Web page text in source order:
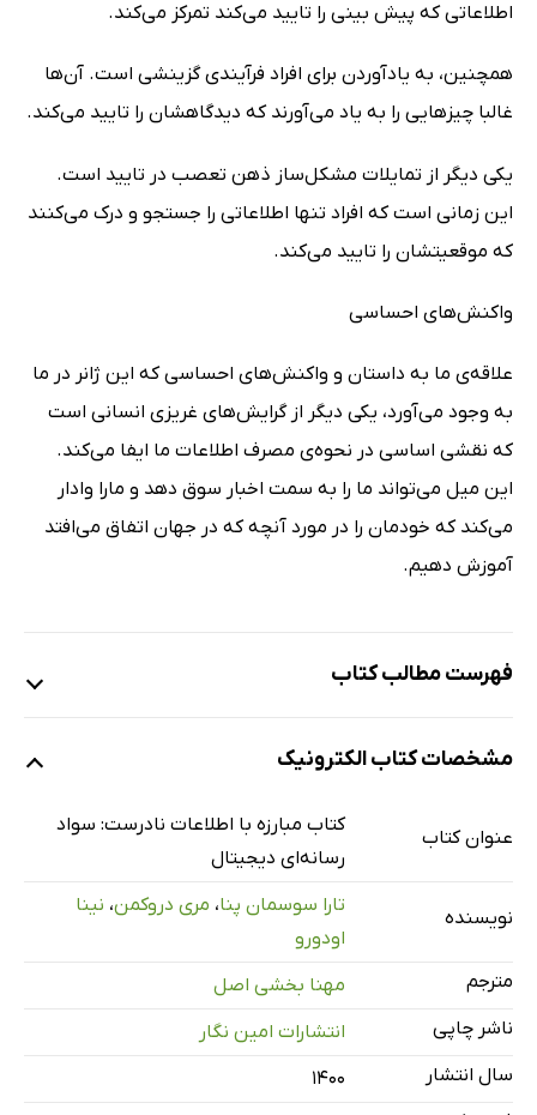
اطلاعاتی که پیش بینی را تایید می‌کند تمرکز می‌کند.
همچنین، به یادآوردن برای افراد فرآیندی گزینشی است. آن‌ها
غالبا چیزهایی را به یاد می‌آورند که دیدگاهشان را تایید می‌کند.
یکی دیگر از تمایلات مشکل‌ساز ذهن تعصب در تایید است.
این زمانی است که افراد تنها اطلاعاتی را جستجو و درک می‌کنند
که موقعیتشان را تایید می‌کند.
واکنش‌های احساسی
علاقه‌ی ما به داستان و واکنش‌های احساسی که این ژانر در ما
به وجود می‌آورد، یکی دیگر از گرایش‌های غریزی انسانی است
که نقشی اساسی در نحوه‌ی مصرف اطلاعات ما ایفا می‌کند.
این میل می‌تواند ما را به سمت اخبار سوق دهد و مارا وادار
می‌کند که خودمان را در مورد آنچه که در جهان اتفاق می‌افتد
آموزش دهیم.
فهرست مطالب کتاب
سخنرانی اول: تهدید اطلاعات نادرست
سخنرانی دوم: تکامل رسانه‌ها و اطلاعات نادرست
سخنرانی سوم: اطلاعات نادرست و مغز
ابزارهای دیجیتال برای تایید تصاویر
منابع مرجع معتبر
جواب‌های تمرین مقاله اول
مشخصات کتاب الکترونیک
عنوان کتاب
کتاب مبارزه با اطلاعات نادرست: سواد
رسانه‌ای دیجیتال
نویسنده
تارا سوسمان پنا، مری دروکمن، نینا
اودورو
مترجم
مهنا بخشی اصل
ناشر چاپی
انتشارات امین نگار
سال انتشار
۱۴۰۰